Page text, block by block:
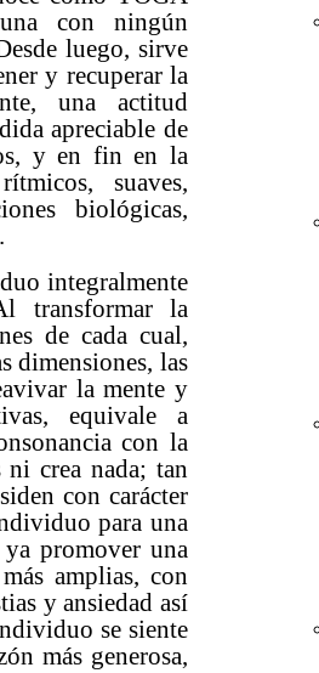
con ningún
luego, sirve
y recuperar la
una actitud
apreciable de
y en fin en la
suaves,
biológicas,
integralmente
transformar la
de cada cual,
dimensiones, las
la mente y
equivale a
con la
crea nada; tan
con carácter
para una
promover una
amplias, con
y ansiedad así
se siente
más generosa,